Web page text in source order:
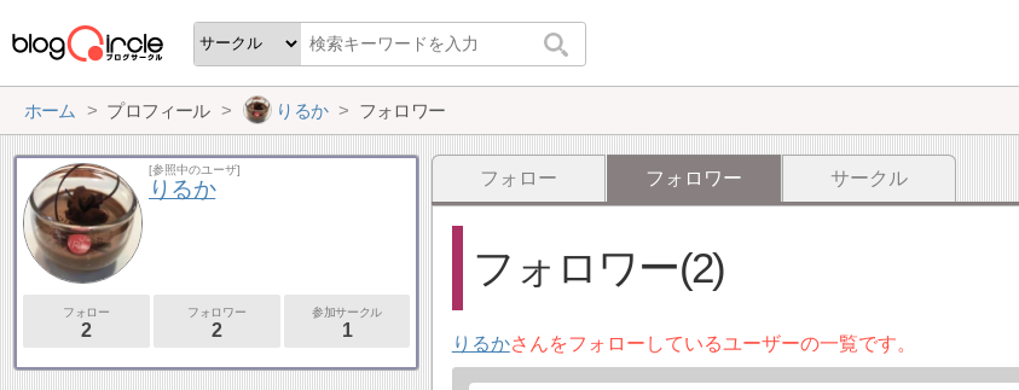
ホーム プロフィール りるか フォロワー
フォロー フォロワー サークル
フォロワー(2)
りるかさんをフォローしているユーザーの一覧です。
[参照中のユーザ]
りるか
フォロー
2
フォロワー
2
参加サークル
1